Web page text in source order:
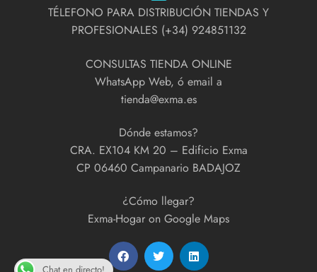
TÉLEFONO PARA DISTRIBUCIÓN TIENDAS Y
PROFESIONALES (+34) 924851132
CONSULTAS TIENDA ONLINE
WhatsApp Web, ó email a
tienda@exma.es
Dónde estamos?
CRA. EX104 KM 20 – Edificio Exma
CP 06460 Campanario BADAJOZ
¿Cómo llegar?
Exma-Hogar on Google Maps